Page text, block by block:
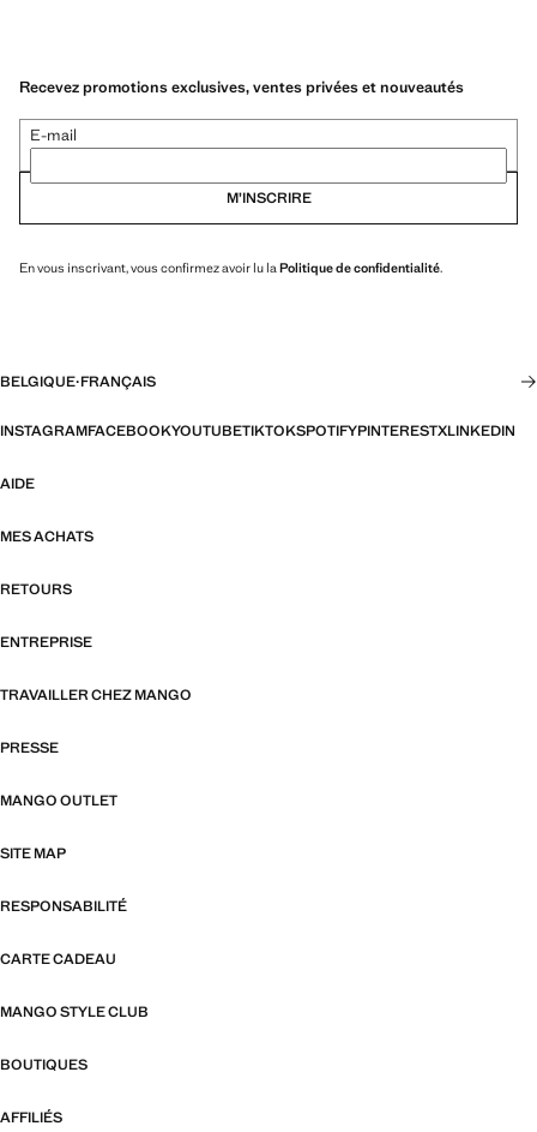
Recevez promotions exclusives, ventes privées et nouveautés
E-mail
M’INSCRIRE
En vous inscrivant, vous confirmez avoir lu la Politique de confidentialité.
BELGIQUE·FRANÇAIS
INSTAGRAMFACEBOOKYOUTUBETIKTOKSPOTIFYPINTERESTXLINKEDIN
AIDE
MES ACHATS
RETOURS
ENTREPRISE
TRAVAILLER CHEZ MANGO
PRESSE
MANGO OUTLET
SITE MAP
RESPONSABILITÉ
CARTE CADEAU
MANGO STYLE CLUB
BOUTIQUES
AFFILIÉS